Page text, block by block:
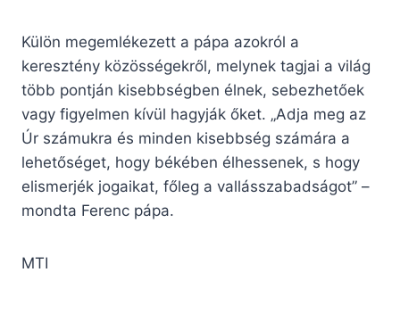
Külön megemlékezett a pápa azokról a
keresztény közösségekről, melynek tagjai a világ
több pontján kisebbségben élnek, sebezhetőek
vagy figyelmen kívül hagyják őket. „Adja meg az
Úr számukra és minden kisebbség számára a
lehetőséget, hogy békében élhessenek, s hogy
elismerjék jogaikat, főleg a vallásszabadságot” –
mondta Ferenc pápa.
MTI